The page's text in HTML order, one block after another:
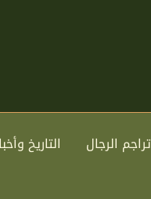
تراجم الرجال التاريخ